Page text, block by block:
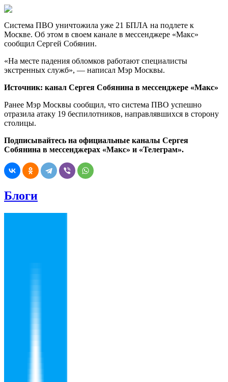
Система ПВО уничтожила уже 21 БПЛА на подлете к
Москве. Об этом в своем канале в мессенджере «Макс»
сообщил Сергей Собянин.
«На месте падения обломков работают специалисты
экстренных служб», — написал Мэр Москвы.
Источник: канал Сергея Собянина в мессенджере «Макс»
Ранее Мэр Москвы сообщил, что система ПВО успешно
отразила атаку 19 беспилотников, направлявшихся в сторону
столицы.
Подписывайтесь на официальные каналы Сергея
Собянина в мессенджерах «Макс» и «Телеграм».
Блоги